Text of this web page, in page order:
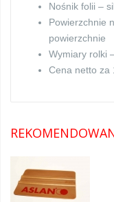
Nośnik folii –
Powierzchnie
powierzchnie
Wymiary rolki
Cena netto za